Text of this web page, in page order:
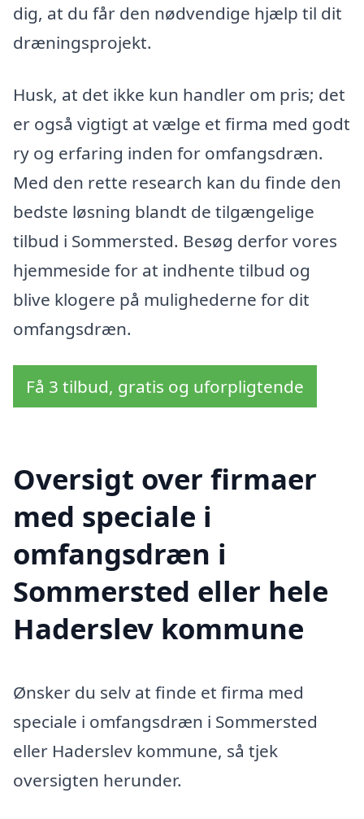
dig, at du får den nødvendige hjælp til dit
dræningsprojekt.
Husk, at det ikke kun handler om pris; det
er også vigtigt at vælge et firma med godt
ry og erfaring inden for omfangsdræn.
Med den rette research kan du finde den
bedste løsning blandt de tilgængelige
tilbud i Sommersted. Besøg derfor vores
hjemmeside for at indhente tilbud og
blive klogere på mulighederne for dit
omfangsdræn.
Få 3 tilbud, gratis og uforpligtende
Oversigt over firmaer
med speciale i
omfangsdræn i
Sommersted eller hele
Haderslev kommune
Ønsker du selv at finde et firma med
speciale i omfangsdræn i Sommersted
eller Haderslev kommune, så tjek
oversigten herunder.